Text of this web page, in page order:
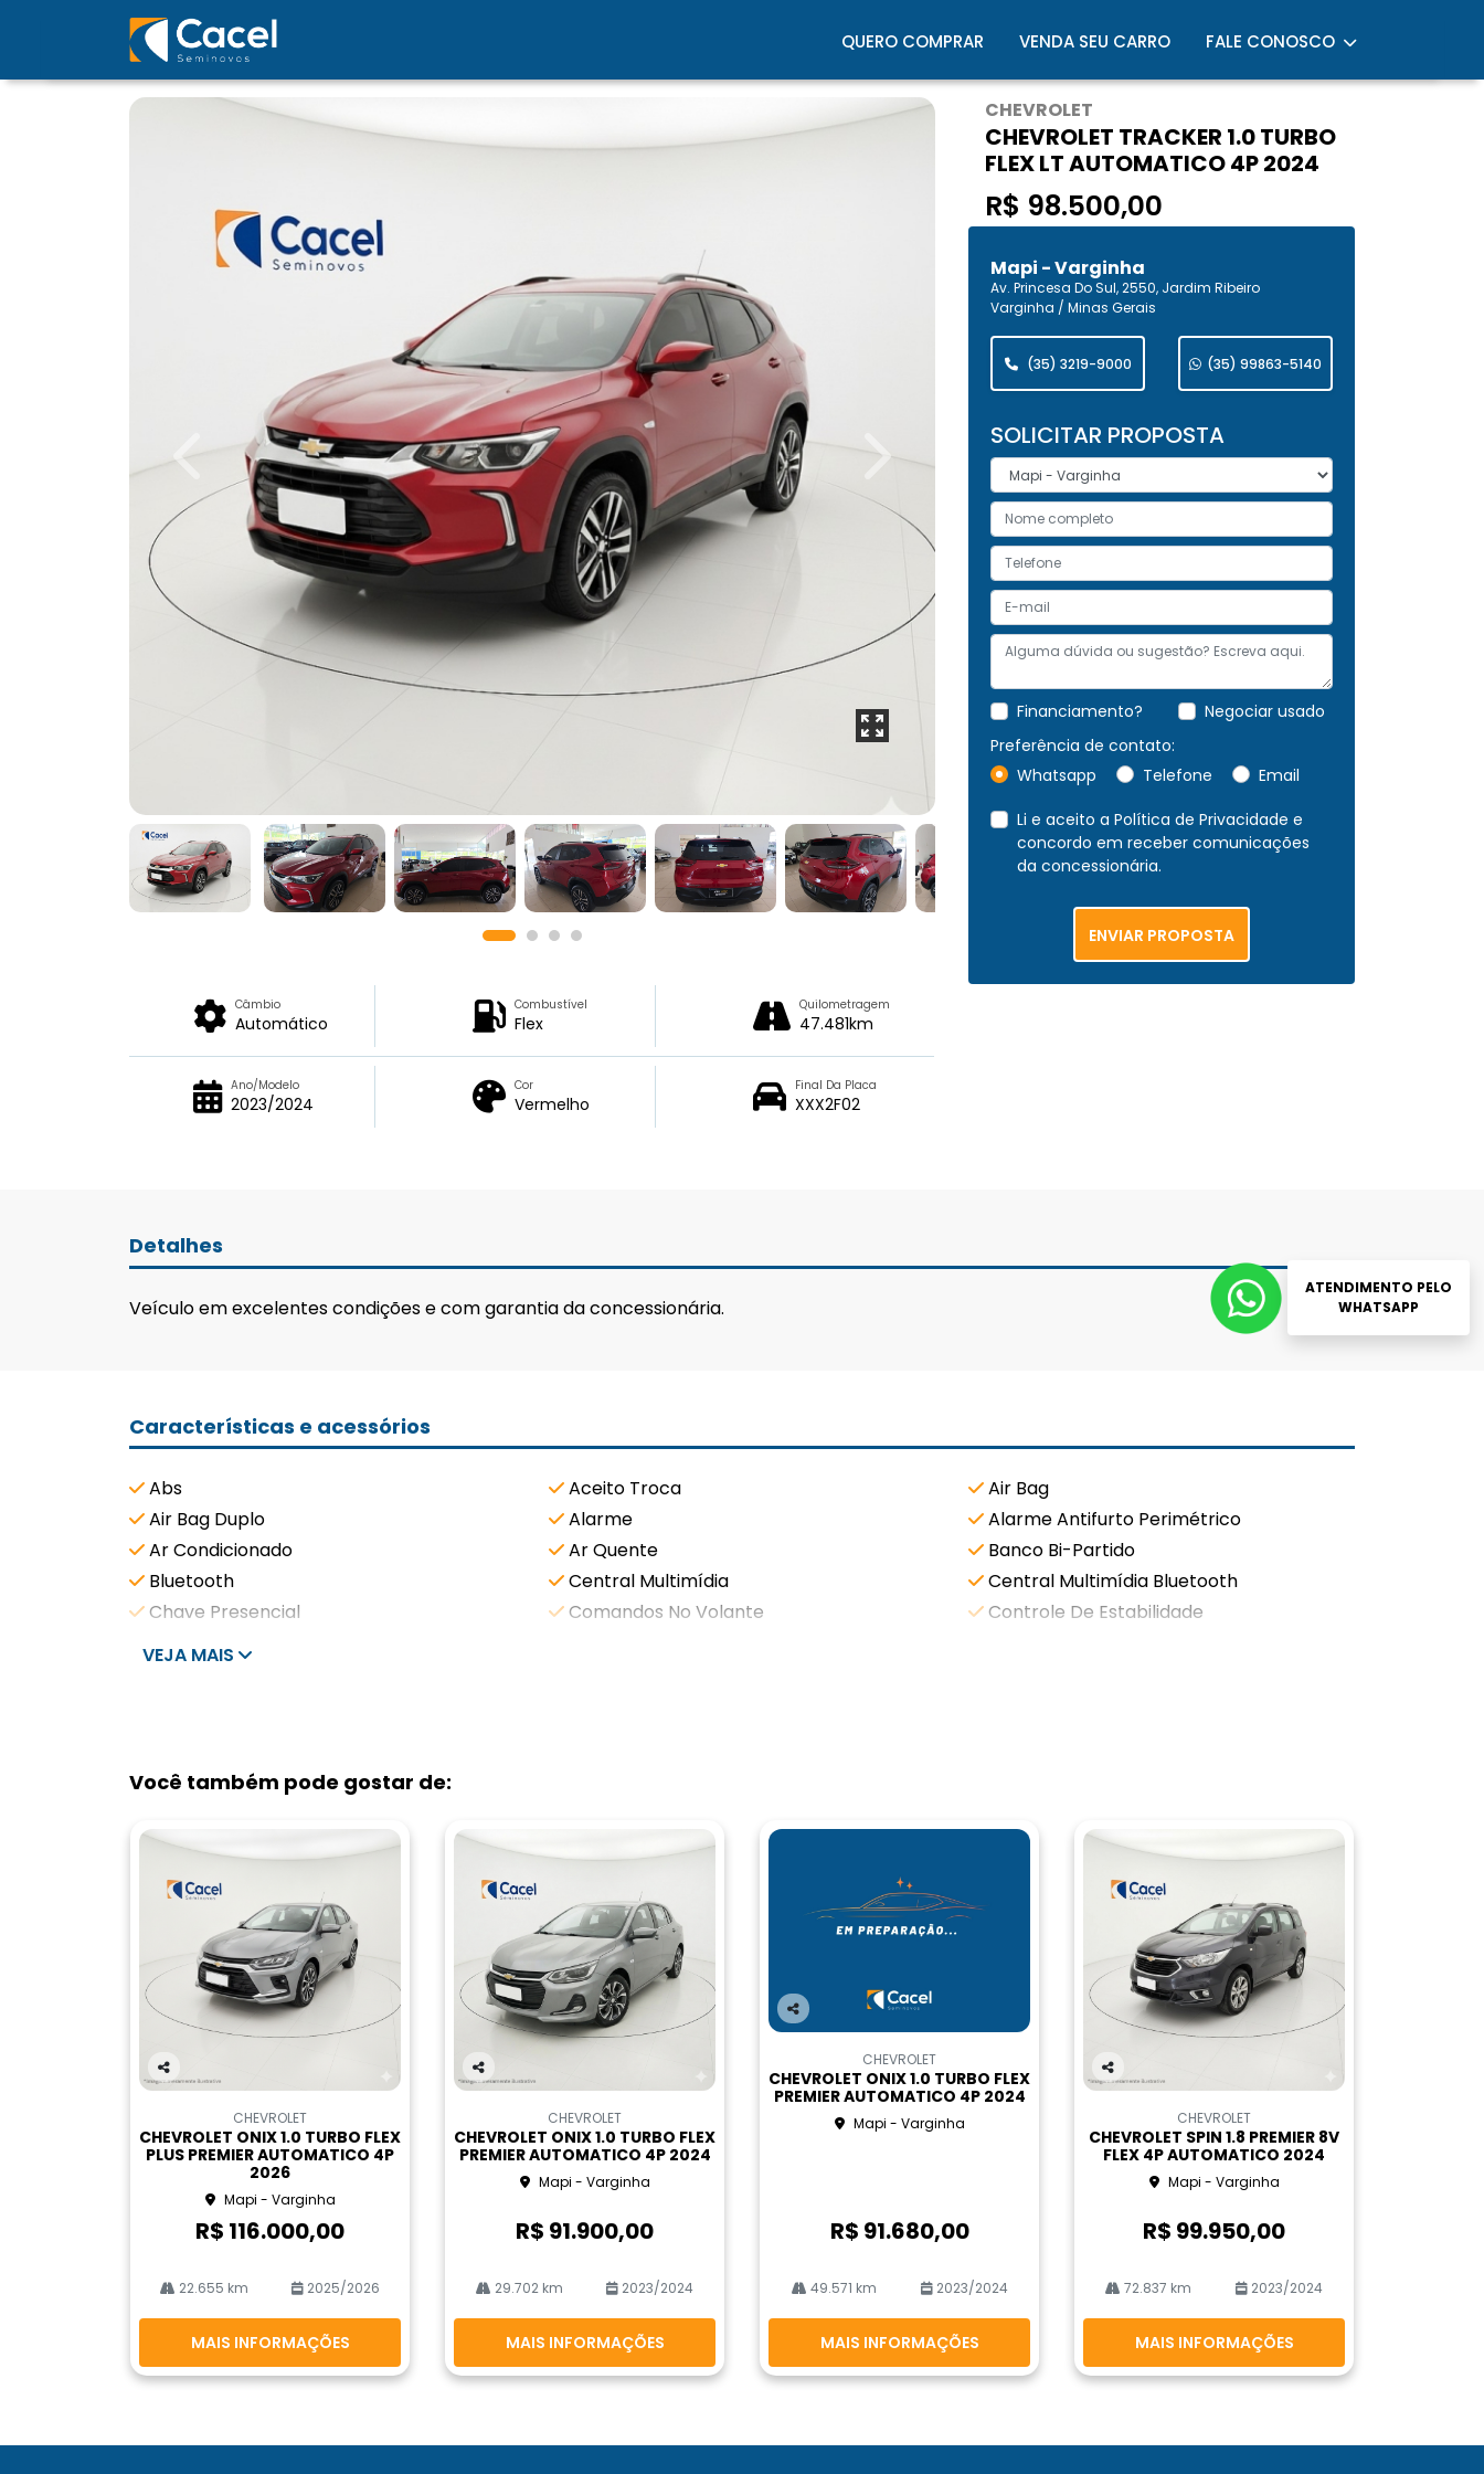
QUERO COMPRAR VENDA SEU CARRO FALE CONOSCO
CHEVROLET
CHEVROLET TRACKER 1.0 TURBO
FLEX LT AUTOMATICO 4P 2024
R$ 98.500,00
Mapi - Varginha
Av. Princesa Do Sul, 2550, Jardim Ribeiro
Varginha / Minas Gerais
(35) 3219-9000 (35) 99863-5140
SOLICITAR PROPOSTA
Financiamento?
Negociar usado
Preferência de contato:
Whatsapp
Telefone
Email
Li e aceito a Política de Privacidade e
concordo em receber comunicações
da concessionária.
ENVIAR PROPOSTA
Previous
Câmbio
Automático
Combustível
Flex
Quilometragem
47.481km
Ano/Modelo
2023/2024
Cor
Vermelho
Final Da Placa
XXX2F02
Detalhes
Veículo em excelentes condições e com garantia da concessionária.
Características e acessórios
Abs Aceito Troca
Air Bag
Air Bag Duplo
Alarme
Alarme Antifurto Perimétrico
Ar Condicionado
Ar Quente
Banco Bi-Partido
Bluetooth
Central Multimídia
Central Multimídia Bluetooth
Chave Presencial
Comandos No Volante
Controle De Estabilidade
VEJA MAIS
Você também pode gostar de:
Co
rtil
he
CHEVROLET
CHEVROLET ONIX 1.0 TURBO FLEX
PLUS PREMIER AUTOMATICO 4P
2026
Mapi - Varginha
R$ 116.000,00
22.655 km 2025/2026
MAIS INFORMAÇÕES
Co
rtil
he
CHEVROLET
CHEVROLET ONIX 1.0 TURBO FLEX
PREMIER AUTOMATICO 4P 2024
Mapi - Varginha
R$ 91.900,00
29.702 km 2023/2024
MAIS INFORMAÇÕES
Co
rtil
he
CHEVROLET
CHEVROLET ONIX 1.0 TURBO FLEX
PREMIER AUTOMATICO 4P 2024
Mapi - Varginha
R$ 91.680,00
49.571 km 2023/2024
MAIS INFORMAÇÕES
Co
rtil
he
CHEVROLET
CHEVROLET SPIN 1.8 PREMIER 8V
FLEX 4P AUTOMATICO 2024
Mapi - Varginha
R$ 99.950,00
72.837 km 2023/2024
MAIS INFORMAÇÕES
ATENDIMENTO PELO
WHATSAPP